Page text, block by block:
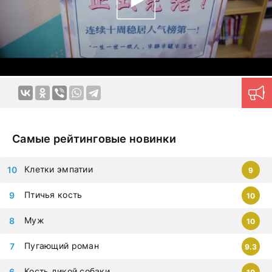
приступайте к просмотру немедленно, чтобы не
упустить самые современные дорамы, которыми
восхищается весь мир. Все фильмы можно смотреть на
любых гаджетах – iphone, android, планшет.
Самые рейтинговые новинки
Пугающий роман 9.3
Муж 10
Птичья кость 10
Клетки эмпатии 9